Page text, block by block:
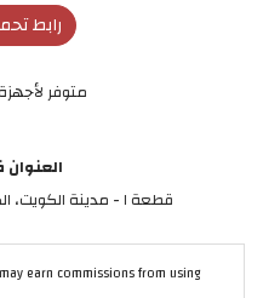
رابط
متوفر لأجهزة
قطعة ١ - مدينة الكويت، الكويت kuwait@alcoupon.com
earn commissions from using